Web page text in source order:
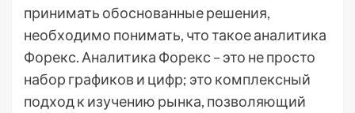
принимать обоснованные решения,
необходимо понимать, что такое аналитика
Форекс. Аналитика Форекс – это не просто
набор графиков и цифр; это комплексный
подход к изучению рынка, позволяющий